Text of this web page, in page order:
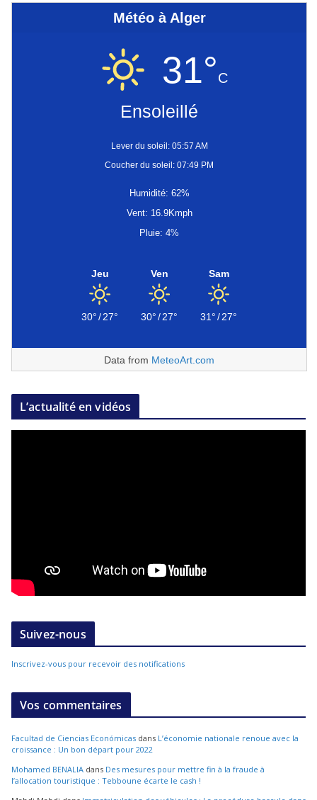
Météo à Alger
31°C
Ensoleillé
Lever du soleil: 05:57 AM
Coucher du soleil: 07:49 PM
Humidité: 62%
Vent: 16.9Kmph
Pluie: 4%
Jeu
30°/27°
Ven
30°/27°
Sam
31°/27°
Data from MeteoArt.com
L’actualité en vidéos
Suivez-nous
Inscrivez-vous pour recevoir des notifications
Vos commentaires
Facultad de Ciencias Económicas dans L’économie nationale renoue avec la
croissance : Un bon départ pour 2022
Mohamed BENALIA dans Des mesures pour mettre fin à la fraude à
l’allocation touristique : Tebboune écarte le cash !